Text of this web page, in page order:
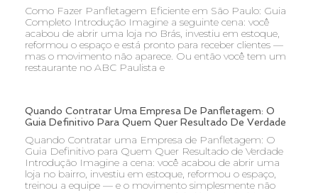
Como Fazer Panfletagem Eficiente em São Paulo: Guia
Completo Introdução Imagine a seguinte cena: você
acabou de abrir uma loja no Brás, investiu em estoque,
reformou o espaço e está pronto para receber clientes —
mas o movimento não aparece. Ou então você tem um
restaurante no ABC Paulista e
Quando Contratar Uma Empresa De Panfletagem: O
Guia Definitivo Para Quem Quer Resultado De Verdade
Quando Contratar uma Empresa de Panfletagem: O
Guia Definitivo para Quem Quer Resultado de Verdade
Introdução Imagine a cena: você acabou de abrir uma
loja no bairro, investiu em estoque, reformou o espaço,
treinou a equipe — e o movimento simplesmente não